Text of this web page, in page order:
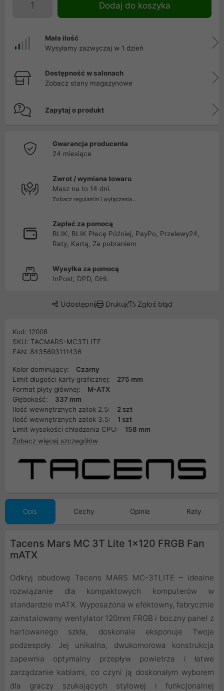
Dodaj do koszyka
Mała ilość
Wysyłamy zazwyczaj w 1 dzień
Dostępność w salonach
Zobacz stany magazynowe
Zapytaj o produkt
Gwarancja producenta
24 miesiące
Zwrot / wymiana towaru
Masz na to 14 dni.
Zobacz regulamin i wyłączenia...
Zapłać za pomocą
BLIK, BLIK Płacę Później, PayPo, Przelewy24,
Raty, Kartą, Za pobraniem
Wysyłka za pomocą
InPost, DPD, DHL
Udostępnij Drukuj Zgłoś błąd
Kod: 12008
SKU: TACMARS-MC3TLITE
EAN: 8435693111436
Kolor dominujący:
Czarny
Limit długości karty graficznej:
275 mm
Format płyty głównej:
M-ATX
Głębokość:
337 mm
Ilość wewnętrznych zatok 2.5:
2 szt
Ilość wewnętrznych zatok 3.5:
1 szt
Limit wysokości chłodzenia CPU:
158 mm
Zobacz więcej szczegółów
Opis Cechy Opinie Raty
Tacens Mars MC 3T Lite 1x120 FRGB Fan
mATX
Odkryj obudowę Tacens MARS MC-3TLITE – idealne
rozwiązanie dla kompaktowych komputerów w
standardzie mATX. Wyposażona w efektowny, fabrycznie
zainstalowany wentylator 120mm FRGB i boczny panel z
hartowanego szkła, doskonale eksponuje Twoje
podzespoły. Jej unikalna, dwukomorowa konstrukcja
zapewnia optymalny przepływ powietrza i łatwe
zarządzanie kablami, co czyni ją doskonałym wyborem
dla graczy szukających stylowej i funkcjonalnej